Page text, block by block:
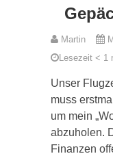
Martin
Lesezeit < 1
Unser
muss
um mein
abzuholen.
Finanzen